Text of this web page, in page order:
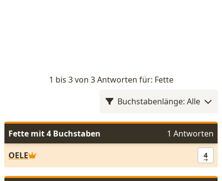
1 bis 3 von 3 Antworten für: Fette
Buchstabenlänge: Alle
Fette mit 4 Buchstaben
1 Antworten
OELE
4